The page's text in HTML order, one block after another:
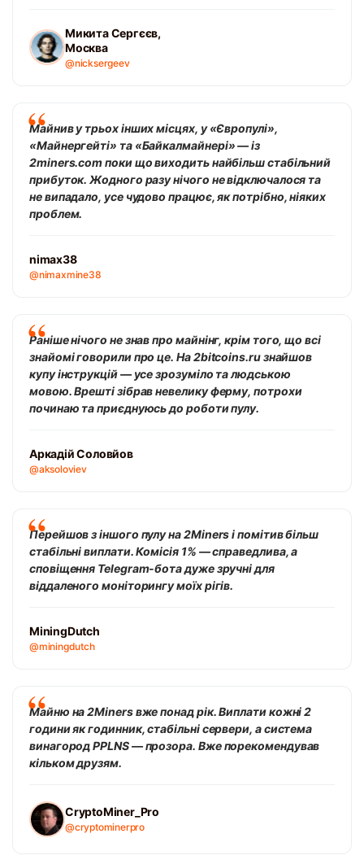
Микита Сергєєв,
Москва
@nicksergeev
Майнив у трьох інших місцях, у «Європулі»,
«Майнергейті» та «Байкалмайнері» — із
2miners.com поки що виходить найбільш стабільний
прибуток. Жодного разу нічого не відключалося та
не випадало, усе чудово працює, як потрібно, ніяких
проблем.
nimax38
@nimaxmine38
Раніше нічого не знав про майнінг, крім того, що всі
знайомі говорили про це. На 2bitcoins.ru знайшов
купу інструкцій — усе зрозуміло та людською
мовою. Врешті зібрав невелику ферму, потрохи
починаю та приєднуюсь до роботи пулу.
Аркадій Соловйов
@aksoloviev
Перейшов з іншого пулу на 2Miners і помітив більш
стабільні виплати. Комісія 1% — справедлива, а
сповіщення Telegram-бота дуже зручні для
віддаленого моніторингу моїх рігів.
MiningDutch
@miningdutch
Майню на 2Miners вже понад рік. Виплати кожні 2
години як годинник, стабільні сервери, а система
винагород PPLNS — прозора. Вже порекомендував
кільком друзям.
CryptoMiner_Pro
@cryptominerpro